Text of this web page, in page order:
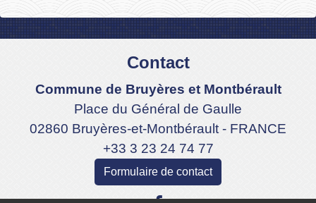
Contact
Commune de Bruyères et Montbérault
Place du Général de Gaulle
02860 Bruyères-et-Montbérault - FRANCE
+33 3 23 24 74 77
Formulaire de contact